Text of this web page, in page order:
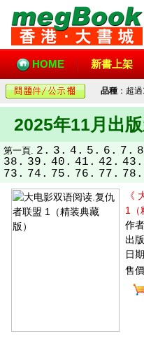
HOME 新書上架
品種 ：超
2025年11月出
第一頁. 2. 3. 4. 5. 6. 7.
38. 39. 40. 41. 42. 43.
73. 74. 75. 76. 77. 78.
《
1（
作
出
日
售